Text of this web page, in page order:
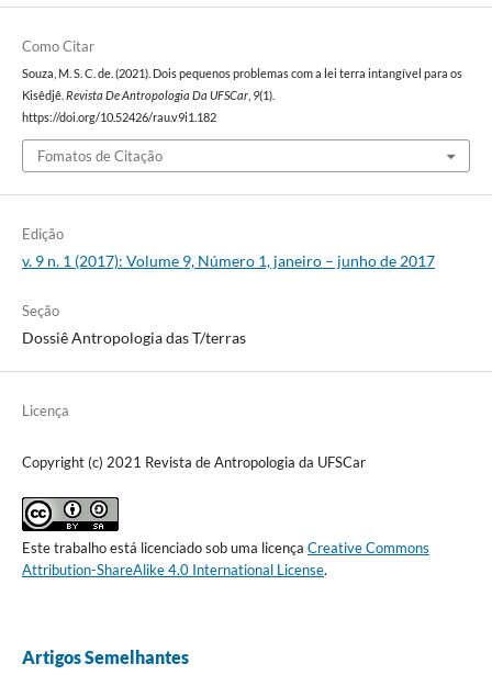
Como Citar
Souza, M. S. C. de. (2021). Dois pequenos problemas com a lei terra intangível para os
Kisêdjê. Revista De Antropologia Da UFSCar, 9(1).
https://doi.org/10.52426/rau.v9i1.182
Fomatos de Citação
Edição
v. 9 n. 1 (2017): Volume 9, Número 1, janeiro – junho de 2017
Seção
Dossiê Antropologia das T/terras
Licença
Copyright (c) 2021 Revista de Antropologia da UFSCar
Este trabalho está licenciado sob uma licença Creative Commons
Attribution-ShareAlike 4.0 International License.
Artigos Semelhantes